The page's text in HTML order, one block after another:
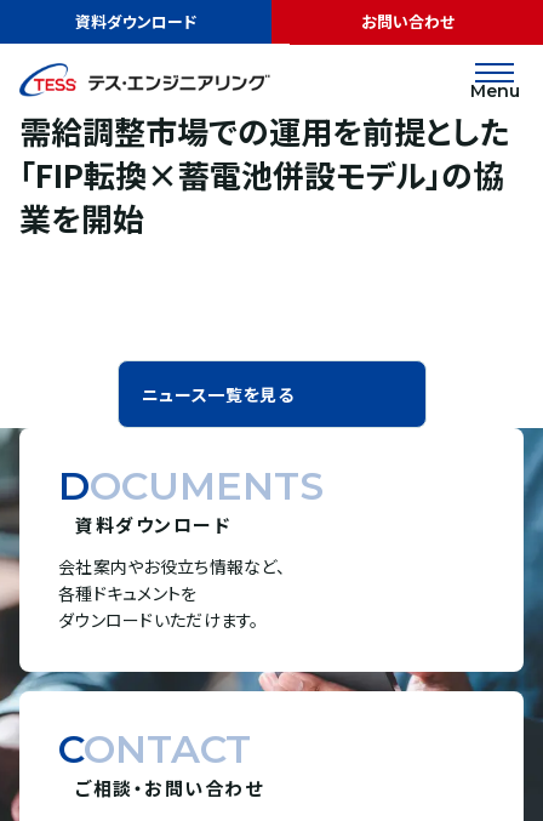
資料ダウンロード お問い合わせ
Menu
ニュース
需給調整市場での運用を前提とした「FIP転換×蓄電池併
設モデル」の協業を開始
リリース
2026.03.16
需給調整市場での運用を前提とした
「FIP転換×蓄電池併設モデル」の協
業を開始
ニュース一覧を見る
DOCUMENTS
資料ダウンロード
会社案内やお役立ち情報など、
各種ドキュメントを
ダウンロードいただけます。
CONTACT
ご相談・お問い合わせ